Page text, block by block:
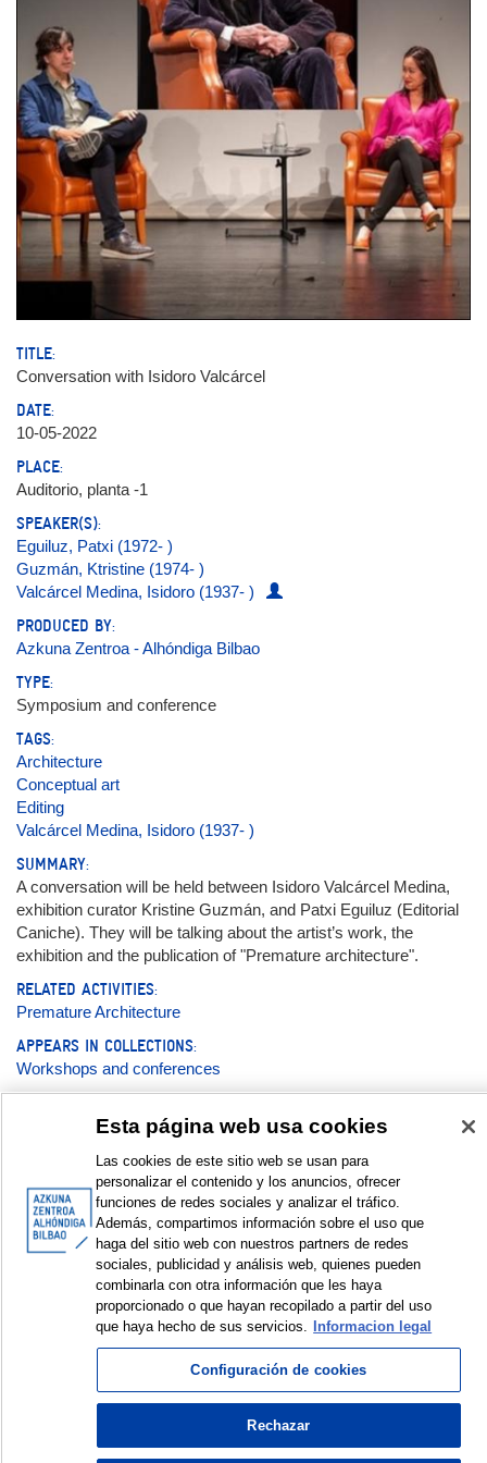
TITLE:
Conversation with Isidoro Valcárcel
DATE:
10-05-2022
PLACE:
Auditorio, planta -1
SPEAKER(S):
Eguiluz, Patxi (1972- )
Guzmán, Ktristine (1974- )
Valcárcel Medina, Isidoro (1937- )
PRODUCED BY:
Azkuna Zentroa - Alhóndiga Bilbao
TYPE:
Symposium and conference
TAGS:
Architecture
Conceptual art
Editing
Valcárcel Medina, Isidoro (1937- )
SUMMARY:
A conversation will be held between Isidoro Valcárcel Medina,
exhibition curator Kristine Guzmán, and Patxi Eguiluz (Editorial
Caniche). They will be talking about the artist’s work, the
exhibition and the publication of "Premature architecture".
RELATED ACTIVITIES:
Premature Architecture
APPEARS IN COLLECTIONS:
Workshops and conferences
Documentation:
En conversación | Hizketan | A conversation with: Isidoro
Valcárcel Medina
Galeria de fotos | Argazki galeria | Photo gallery © Azkuna
Zentroa - Alhóndiga Bilbao
DISPLAY IN DUBLIN CORE FORMAT
Esta página web usa cookies
Las cookies de este sitio web se usan para
personalizar el contenido y los anuncios, ofrecer
funciones de redes sociales y analizar el tráfico.
Además, compartimos información sobre el uso que
haga del sitio web con nuestros partners de redes
sociales, publicidad y análisis web, quienes pueden
combinarla con otra información que les haya
proporcionado o que hayan recopilado a partir del uso
que haya hecho de sus servicios.
Informacion legal
Configuración de cookies
Rechazar